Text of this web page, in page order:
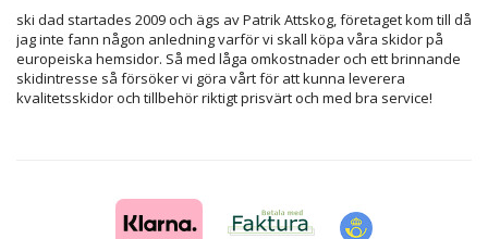
ski dad startades 2009 och ägs av Patrik Attskog, företaget kom till då
jag inte fann någon anledning varför vi skall köpa våra skidor på
europeiska hemsidor. Så med låga omkostnader och ett brinnande
skidintresse så försöker vi göra vårt för att kunna leverera
kvalitetsskidor och tillbehör riktigt prisvärt och med bra service!